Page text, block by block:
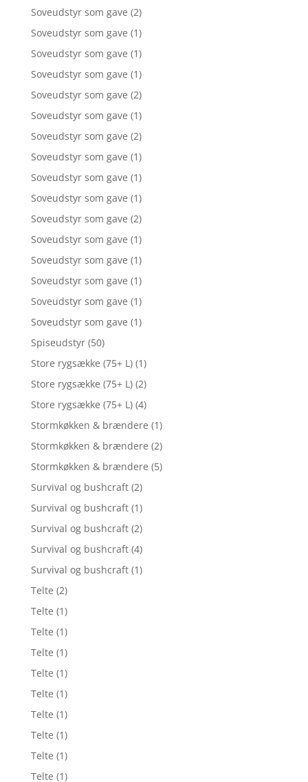
Soveudstyr som gave (2)
Soveudstyr som gave (1)
Soveudstyr som gave (1)
Soveudstyr som gave (1)
Soveudstyr som gave (2)
Soveudstyr som gave (1)
Soveudstyr som gave (2)
Soveudstyr som gave (1)
Soveudstyr som gave (1)
Soveudstyr som gave (1)
Soveudstyr som gave (2)
Soveudstyr som gave (1)
Soveudstyr som gave (1)
Soveudstyr som gave (1)
Soveudstyr som gave (1)
Soveudstyr som gave (1)
Spiseudstyr (50)
Store rygsække (75+ L) (1)
Store rygsække (75+ L) (2)
Store rygsække (75+ L) (4)
Stormkøkken & brændere (1)
Stormkøkken & brændere (2)
Stormkøkken & brændere (5)
Survival og bushcraft (2)
Survival og bushcraft (1)
Survival og bushcraft (2)
Survival og bushcraft (4)
Survival og bushcraft (1)
Telte (2)
Telte (1)
Telte (1)
Telte (1)
Telte (1)
Telte (1)
Telte (1)
Telte (1)
Telte (1)
Telte (1)